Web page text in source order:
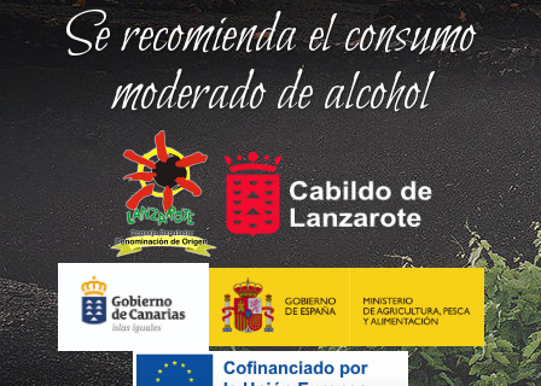
Se recomienda el consumo
moderado de alcohol